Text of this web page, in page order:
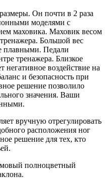
Он почти в 2 раза
моделями с
маховика. Маховик весом
Большой вес
плавными. Педали
тренажера. Близкое
негативное воздействие на
и безопасность при
решение позволило
значения. Ваши
вручную отрегулировать
расположения ног
решение для тех, кто
полноцветный